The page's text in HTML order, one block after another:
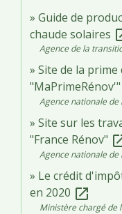
Guide de
chaude solaires
Agence de la
Site de la
"MaPrimeRénov'"
Agence nationale
Site sur les
"France Rénov"
Agence nationale
Le crédit
en 2020 open_in_new
Ministère chargé de